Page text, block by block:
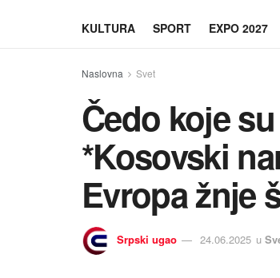
KULTURA SPORT EXPO 2027
Naslovna Svet
Čedo koјe
*Kosovski
Evropa žnje
Srpski ugao 24.06.2025 u